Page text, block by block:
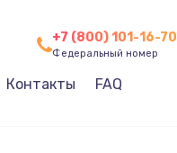
+7 (800) 101-16-70
Федеральный номер
Контакты FAQ